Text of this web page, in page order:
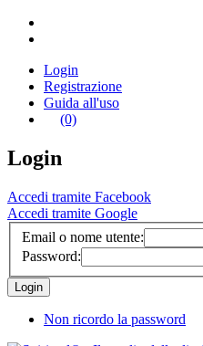
Login
Registrazione
Guida all'uso
(0)
Login
Accedi tramite Facebook
Accedi tramite Google
Email o nome utente:
Password:
Non ricordo la password